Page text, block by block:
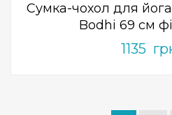
Сумка-чохол для
Bodhi 69 см
1135